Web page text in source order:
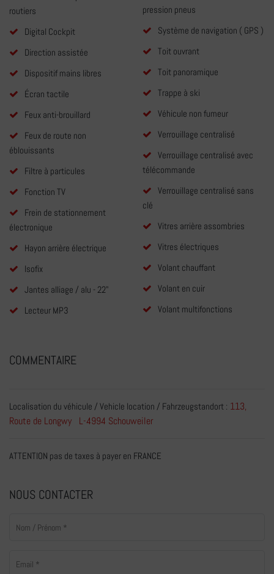
routiers
Digital Cockpit
Direction assistée
Dispositif mains libres
Écran tactile
Feux anti-brouillard
Feux de route non
éblouissants
Filtre à particules
Fonction TV
Frein de stationnement
électronique
Hayon arrière électrique
Isofix
Jantes alliage / alu - 22"
Lecteur MP3
pression pneus
Système de navigation ( GPS )
Toit ouvrant
Toit panoramique
Trappe à ski
Véhicule non fumeur
Verrouillage centralisé
Verrouillage centralisé avec
télécommande
Verrouillage centralisé sans
clé
Vitres arrière assombries
Vitres électriques
Volant chauffant
Volant en cuir
Volant multifonctions
COMMENTAIRE
Localisation du véhicule / Vehicle location / Fahrzeugstandort : 113,
Route de Longwy L-4994 Schouweiler
ATTENTION pas de taxes à payer en FRANCE
NOUS CONTACTER